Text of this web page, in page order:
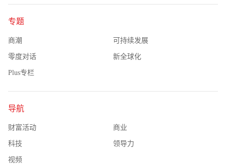
专题
商潮 可持续发展
零度对话 新全球化
Plus专栏
导航
财富活动 商业
科技 领导力
视频